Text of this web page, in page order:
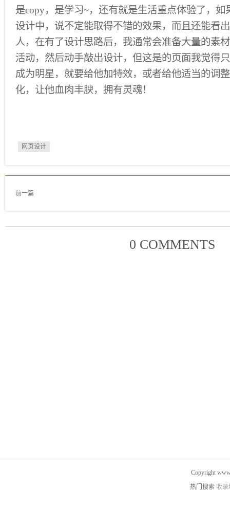
是copy，是学习~，还有就是生活重点体验了，
设计中，说不定能取得不错的效果，而且还能看
人，在有了设计思路后，我通常会准备大量的素
活动，然后动手敲出设计，但这是的页面我觉得
成为明星，就要给他加特效，或者给他适当的调
化，让他血肉丰腴，拥有灵魂！
网页设计
前一篇
0 COMMENTS
Copyright
热门搜索 收录